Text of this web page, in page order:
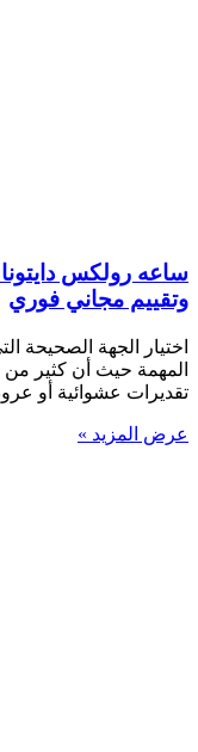
ساعه رولكس
وتقييم مجاني فوري
اختيار الجهة الصحيحة
المهمة حيث أن كثير من
تقديرات عشوائية أو
عرض المزيد »